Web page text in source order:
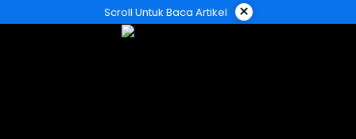
ke
Scroll Untuk Baca Artikel ×